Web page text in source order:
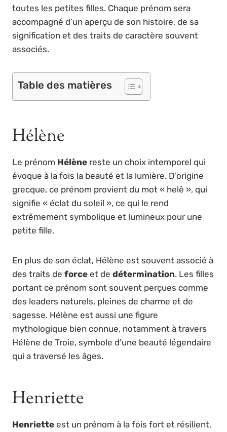
toutes les petites filles. Chaque prénom sera
accompagné d’un aperçu de son histoire, de sa
signification et des traits de caractère souvent
associés.
Table des matières
Hélène
Le prénom Hélène reste un choix intemporel qui
évoque à la fois la beauté et la lumière. D’origine
grecque, ce prénom provient du mot « helê », qui
signifie « éclat du soleil », ce qui le rend
extrêmement symbolique et lumineux pour une
petite fille.
En plus de son éclat, Hélène est souvent associé à
des traits de force et de détermination. Les filles
portant ce prénom sont souvent perçues comme
des leaders naturels, pleines de charme et de
sagesse. Hélène est aussi une figure
mythologique bien connue, notamment à travers
Hélène de Troie, symbole d’une beauté légendaire
qui a traversé les âges.
Henriette
Henriette est un prénom à la fois fort et résilient.